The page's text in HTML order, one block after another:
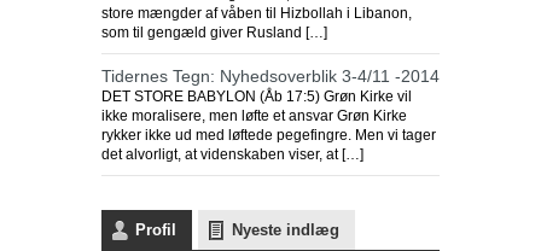
store mængder af våben til Hizbollah i Libanon,
som til gengæld giver Rusland […]
Tidernes Tegn: Nyhedsoverblik 3-4/11 -2014
DET STORE BABYLON (Åb 17:5) Grøn Kirke vil
ikke moralisere, men løfte et ansvar Grøn Kirke
rykker ikke ud med løftede pegefingre. Men vi tager
det alvorligt, at videnskaben viser, at […]
Profil Nyeste indlæg